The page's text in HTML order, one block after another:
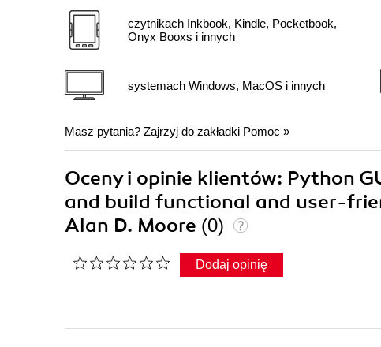
czytnikach Inkbook, Kindle, Pocketbook,
Onyx Booxs i innych
systemach Windows, MacOS i innych
Masz pytania? Zajrzyj do zakładki Pomoc »
Oceny i opinie klientów: Python
and build functional and user-
Alan D. Moore (0)
Dodaj opinię